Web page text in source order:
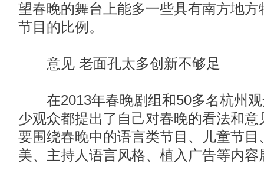
望春晚的舞台上能多一些具有南方地
节目的比例。
意见 老面孔太多创新不够足
在2013年春晚剧组和50多名杭州观
少观众都提出了自己对春晚的看法和
要围绕春晚中的语言类节目、儿童节
美、主持人语言风格、植入广告等内容